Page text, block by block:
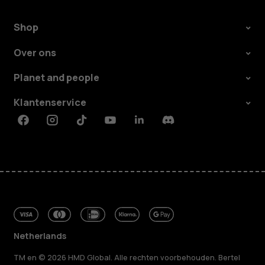
Shop
Over ons
Planet and people
Klantenservice
FacebookInstagramTiktokYoutubeLinkedinDiscord
Netherlands
TM en © 2026 HMD Global. Alle rechten voorbehouden. Bertel